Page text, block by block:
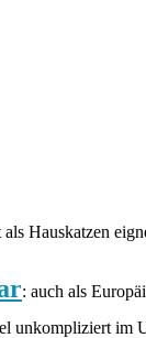
Hauskatzen
: auch als
unkompliziert im